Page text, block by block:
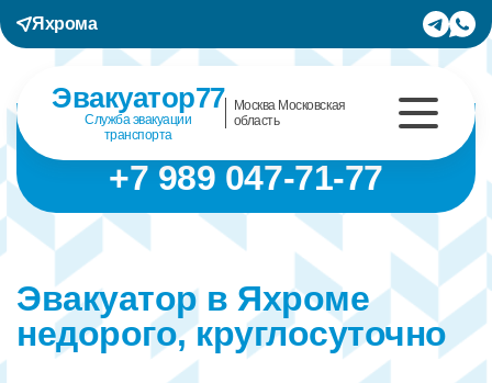
Яхрома
Эвакуатор77
Служба эвакуации
транспорта
Москва Московская
область
+7 989 047-71-77
Эвакуатор в Яхроме
недорого, круглосуточно